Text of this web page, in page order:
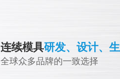
连续模具研发、设计、
全球众多品牌的一致选择